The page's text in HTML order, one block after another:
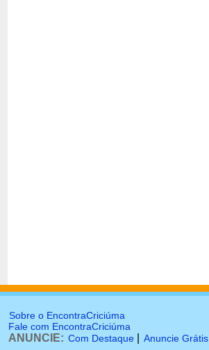
Sobre o EncontraCriciúma
Fale com EncontraCriciúma
ANUNCIE: Com Destaque Anuncie Grátis